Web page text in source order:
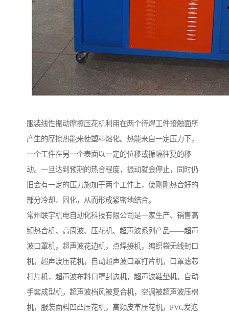
服装线性振动摩擦压花机利用在两个待焊工件接触面所
产生的摩擦热能来使塑料熔化。热能来自一定压力下，
一个工件在另一个表面以一定的位移或振幅往复的移
动。一旦达到预期的热合程度，振动就会停止，同时仍
旧会有一定的压力施加于两个工件上，使刚刚热合好的
部分冷却、固化，从而形成紧密地结合。
常州联宇机电自动化科技有限公司是一家生产、销售高
频热合机、高周波、压花机、超声波系列产品——超声
波口罩机，超声波花边机，点焊接机，编织袋无线封口
机，超声波压花机，自动超声波口罩打片机，口罩滤芯
打片机，超声波布料口罩封边机，超声波鞋垫机，自动
手套成型机，超声波档风被复合机，空调被超声波压棉
机，服装面料凹凸压花机，高频皮革压花机，PVC发泡